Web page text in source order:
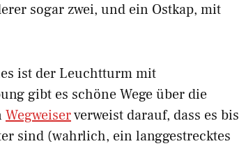
sogar zwei, und ein Ostkap, mit
ist der Leuchtturm mit
gibt es schöne Wege über die
Wegweiserverweist darauf, dass es bis
sind (wahrlich, ein langgestrecktes